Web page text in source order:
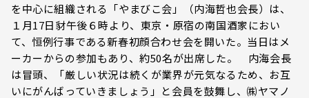
を中心に組織される「やまびこ会」（内海哲也会長）は、
１月17日豺午後６時より、東京・原宿の南国酒家におい
て、恒例行事である新春初顔合わせ会を開いた。当日はメ
ーカーからの参加もあり、約50名が出席した。 内海会長
は冒頭、「厳しい状況は続くが業界が元気なるため、お互
いにがんばっていきましょう」と会員を鼓舞し、㈱ヤマノ